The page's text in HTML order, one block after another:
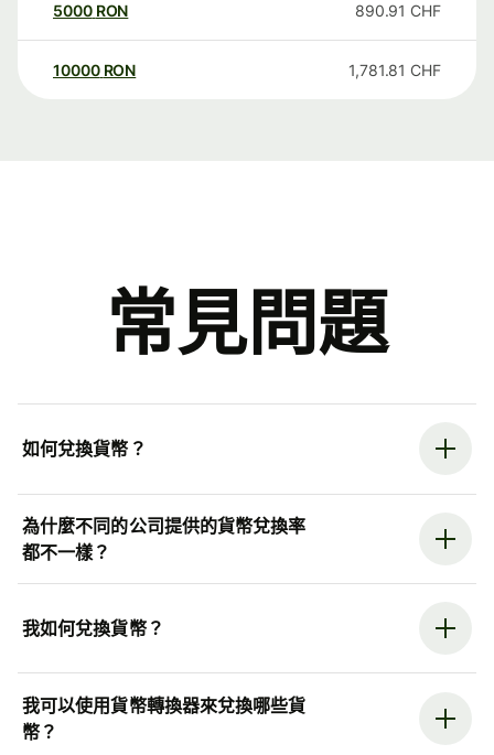
5000 RON 890.91 CHF
10000 RON 1,781.81 CHF
常見問題
如何兌換貨幣？
為什麼不同的公司提供的貨幣兌換率
都不一樣？
我如何兌換貨幣？
我可以使用貨幣轉換器來兌換哪些貨
幣？